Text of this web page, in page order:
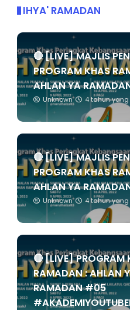
IHYA' RAMADAN
🔴 [LIVE] MAJLIS
PROGRAM KHAS
AHLAN YA
Unknown 4 tahun
🔴 [LIVE] MAJLIS
PROGRAM KHAS
AHLAN YA
Unknown 4 tahun
🔴 [LIVE] PROGRAM
RAMADAN : AHLAN
RAMADAN #05